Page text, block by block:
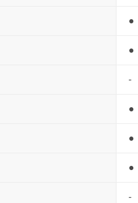
●
●
-
●
●
●
-